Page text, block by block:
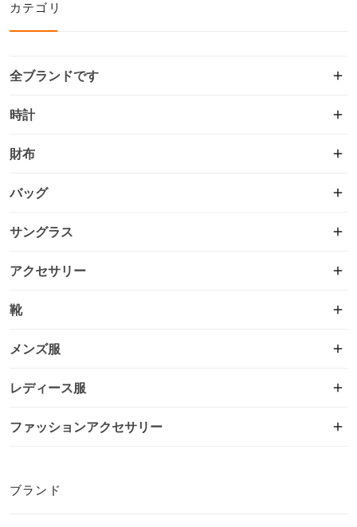
カテゴリ
全ブランドです
時計
財布
バッグ
サングラス
アクセサリー
靴
メンズ服
レディース服
ファッションアクセサリー
ブランド